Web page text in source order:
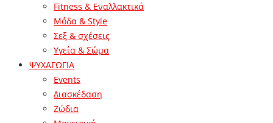
Fitness & Εναλλακτικά
Μόδα & Style
Σεξ & σχέσεις
Υγεία & Σώμα
ΨΥΧΑΓΩΓΙΑ
Events
Διασκέδαση
Ζώδια